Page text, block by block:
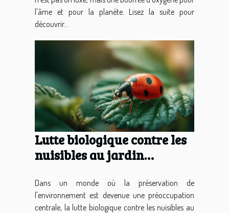
l'âme et pour la planète. Lisez la suite pour
découvrir...
Lutte biologique contre les
nuisibles au jardin
pesticides
Dans un monde où la préservation de
l'environnement est devenue une préoccupation
centrale, la lutte biologique contre les nuisibles au